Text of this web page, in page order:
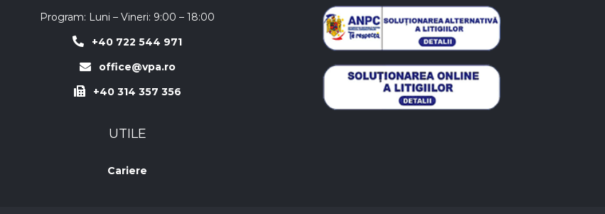
Program: Luni – Vineri: 9:00 – 18:00
+40 722 544 971
office@vpa.ro
+40 314 357 356
UTILE
Cariere